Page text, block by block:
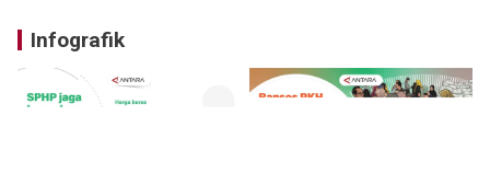
Infografik